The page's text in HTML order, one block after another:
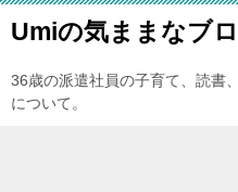
Umiの気ままなブ
36歳の派遣社員の子育て、読書
について。